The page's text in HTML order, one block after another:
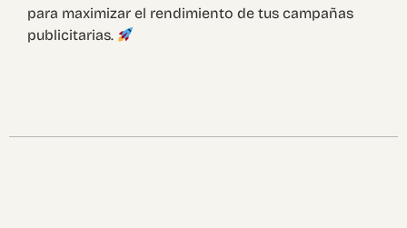
para maximizar el rendimiento de tus campañas
publicitarias.